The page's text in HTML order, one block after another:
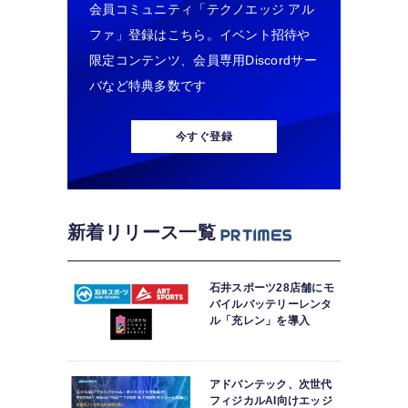
会員コミュニティ「テクノエッジ アル
ファ」登録はこちら。イベント招待や
限定コンテンツ、会員専用Discordサー
バなど特典多数です
今すぐ登録
新着リリース一覧
石井スポーツ28店舗にモ
バイルバッテリーレンタ
ル「充レン」を導入
アドバンテック、次世代
フィジカルAI向けエッジ